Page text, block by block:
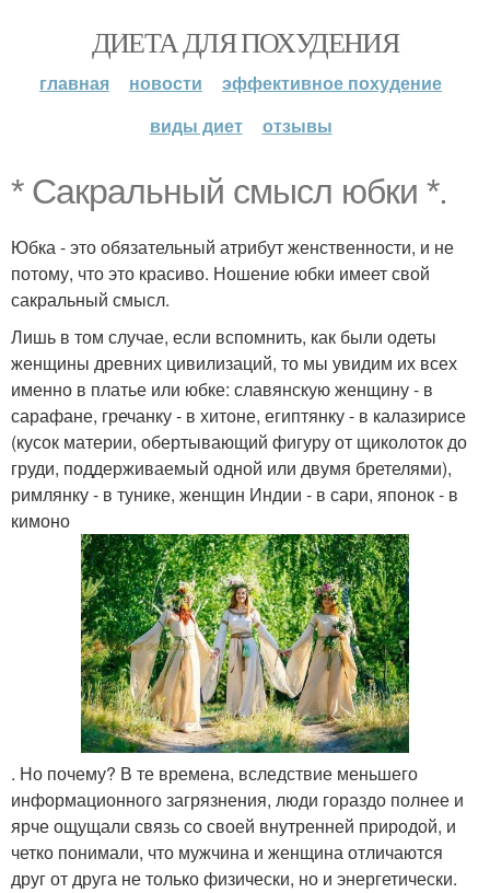
ДИЕТА ДЛЯ ПОХУДЕНИЯ
главная новости
эффективное похудение
виды диет
отзывы
* Сакральный смысл юбки *.
Юбка - это обязательный атрибут женственности, и не
потому, что это красиво. Ношение юбки имеет свой
сакральный смысл.
Лишь в том случае, если вспомнить, как были одеты
женщины древних цивилизаций, то мы увидим их всех
именно в платье или юбке: славянскую женщину - в
сарафане, гречанку - в хитоне, египтянку - в калазирисе
(кусок материи, обертывающий фигуру от щиколоток до
груди, поддерживаемый одной или двумя бретелями),
римлянку - в тунике, женщин Индии - в сари, японок - в
кимоно
. Но почему? В те времена, вследствие меньшего
информационного загрязнения, люди гораздо полнее и
ярче ощущали связь со своей внутренней природой, и
четко понимали, что мужчина и женщина отличаются
друг от друга не только физически, но и энергетически.